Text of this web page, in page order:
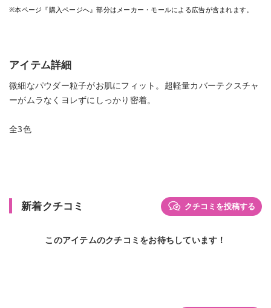
※本ページ『購入ページへ』部分はメーカー・モールによる広告が含まれます。
アイテム詳細
微細なパウダー粒子がお肌にフィット。超軽量カバーテクスチャ
ーがムラなくヨレずにしっかり密着。
全3色
新着クチコミ クチコミを投稿する
このアイテムのクチコミをお待ちしています！